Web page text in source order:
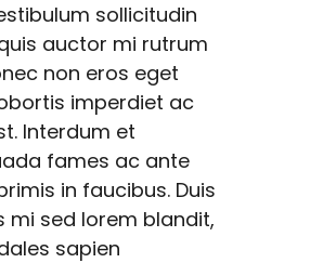
sollicitudin
auctor mi rutrum
non eros eget
imperdiet ac
Interdum et
fames ac ante
in faucibus. Duis
mi sed lorem blandit,
sapien